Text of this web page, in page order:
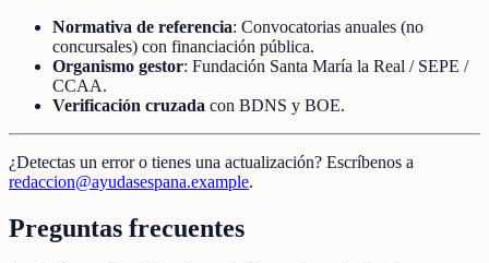
Normativa de referencia: Convocatorias anuales (no
concursales) con financiación pública.
Organismo gestor: Fundación Santa María la Real / SEPE /
CCAA.
Verificación cruzada con BDNS y BOE.
¿Detectas un error o tienes una actualización? Escríbenos a
redaccion@ayudasespana.example.
Preguntas frecuentes